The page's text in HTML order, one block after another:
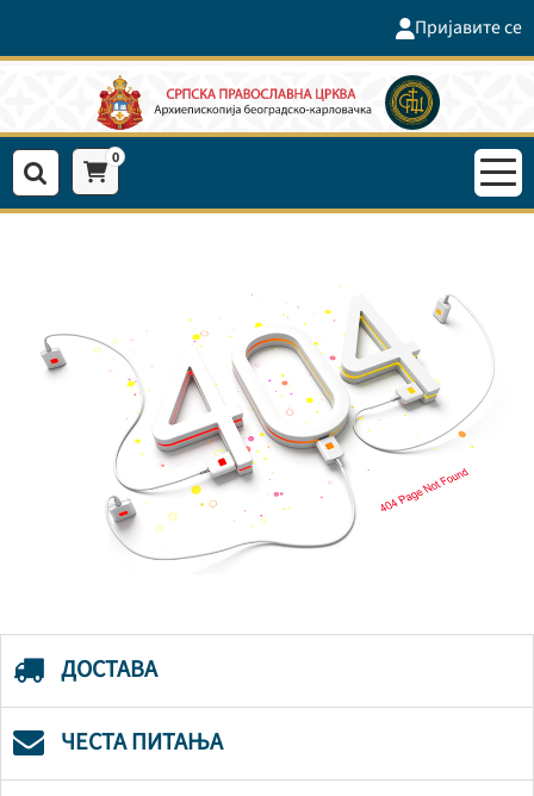
Пријавите се
0
ДОСТАВА
ЧЕСТА ПИТАЊА